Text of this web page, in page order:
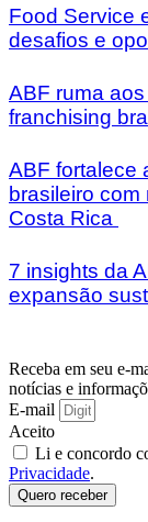
Food Service
desafios e
ABF ruma
franchising
ABF fortalece
brasileiro
Costa Rica
7 insights da
expansão
Receba em seu e-
notícias e
E-mail
Aceito
Li e concordo
Privacidade.
Quero receber